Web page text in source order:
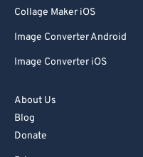
Collage Maker iOS
Image Converter Android
Image Converter iOS
About Us
Blog
Donate